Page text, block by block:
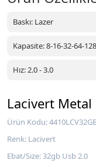
Baskı: Lazer
Kapasite: 8-16-32-64-
Hız: 2.0 - 3.0
Lacivert
Ürün Kodu:
Renk: Lacivert
Ebat/Size: 32gb Usb 2.0